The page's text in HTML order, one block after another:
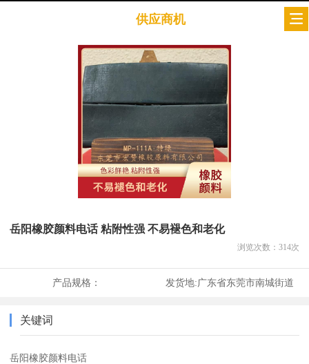
供应商机
岳阳橡胶颜料电话 粘附性强 不易褪色和老化
浏览次数： 314次
产品规格： 发货地:广东省东莞市南城街道
关键词
岳阳橡胶颜料电话